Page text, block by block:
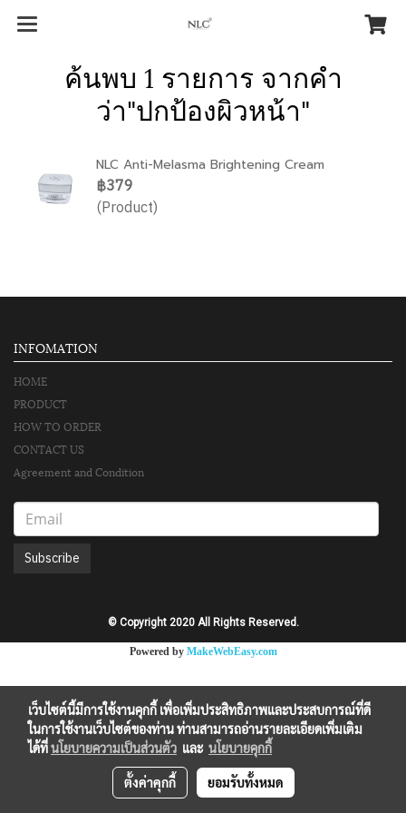
ค้นพบ 1 รายการ จากคำ
ว่า"ปกป้องผิวหน้า"
NLC Anti-Melasma Brightening Cream
฿379
(Product)
INFOMATION
HOME
PRODUCT
HOW TO ORDER
CONTACT US
Agreement and Condition
Subscribe
© Copyright 2020 All Rights Reserved.
Powered by MakeWebEasy.com
เว็บไซต์นี้มีการใช้งานคุกกี้ เพื่อเพิ่มประสิทธิภาพและประสบการณ์ที่ดี
ในการใช้งานเว็บไซต์ของท่าน ท่านสามารถอ่านรายละเอียดเพิ่มเติม
ได้ที่นโยบายความเป็นส่วนตัว และ นโยบายคุกกี้
ตั้งค่าคุกกี้ ยอมรับทั้งหมด